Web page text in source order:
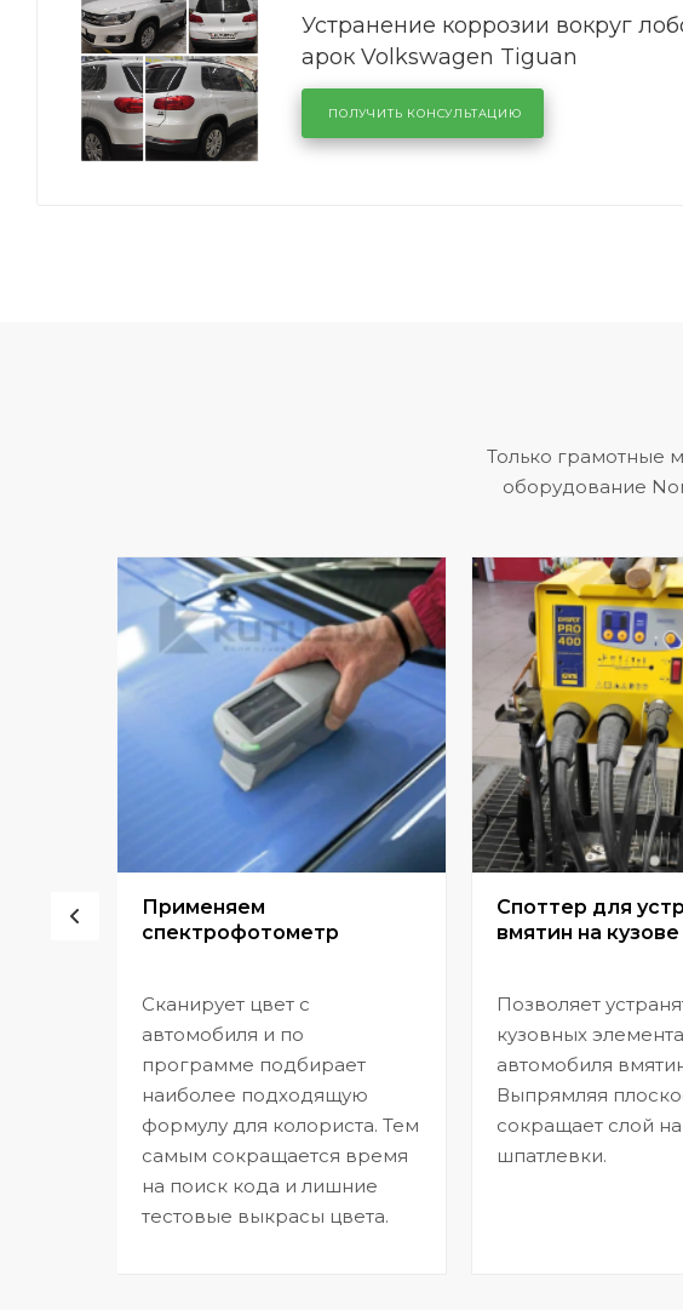
Устранение коррозии вокруг
арок Volkswagen Tiguan
ПОЛУЧИТЬ КОНСУЛЬТАЦИЮ
Только грамотные
оборудование
Применяем
спектрофотометр
Сканирует цвет с
автомобиля и по
программе подбирает
наиболее подходящую
формулу для колориста. Тем
самым сокращается время
на поиск кода и лишние
тестовые выкрасы цвета.
Споттер для
вмятин на кузове
Позволяет
кузовных
автомобиля
Выпрямляя
сокращает слой
шпатлевки.